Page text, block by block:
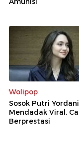
Wolipop
Sosok Putri
Mendadak Viral,
Berprestasi